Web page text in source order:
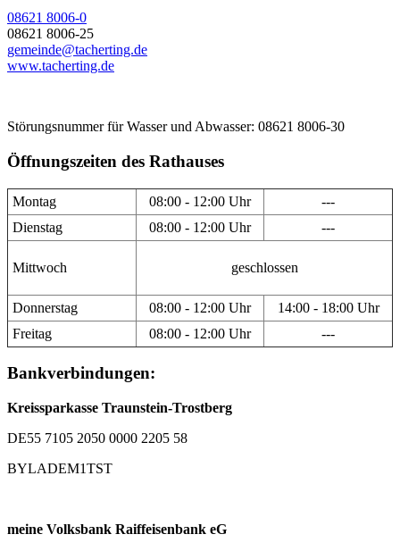
08621 8006-0
08621 8006-25
gemeinde@tacherting.de
www.tacherting.de
Störungsnummer für Wasser und Abwasser: 08621 8006-30
Öffnungszeiten des Rathauses
Montag 08:00 - 12:00 Uhr
---
Dienstag
08:00 - 12:00 Uhr ---
Mittwoch geschlossen
Donnerstag 08:00 - 12:00 Uhr
14:00 - 18:00 Uhr
Freitag
08:00 - 12:00 Uhr ---
Bankverbindungen:
Kreissparkasse Traunstein-Trostberg
DE55 7105 2050 0000 2205 58
BYLADEM1TST
meine Volksbank Raiffeisenbank eG